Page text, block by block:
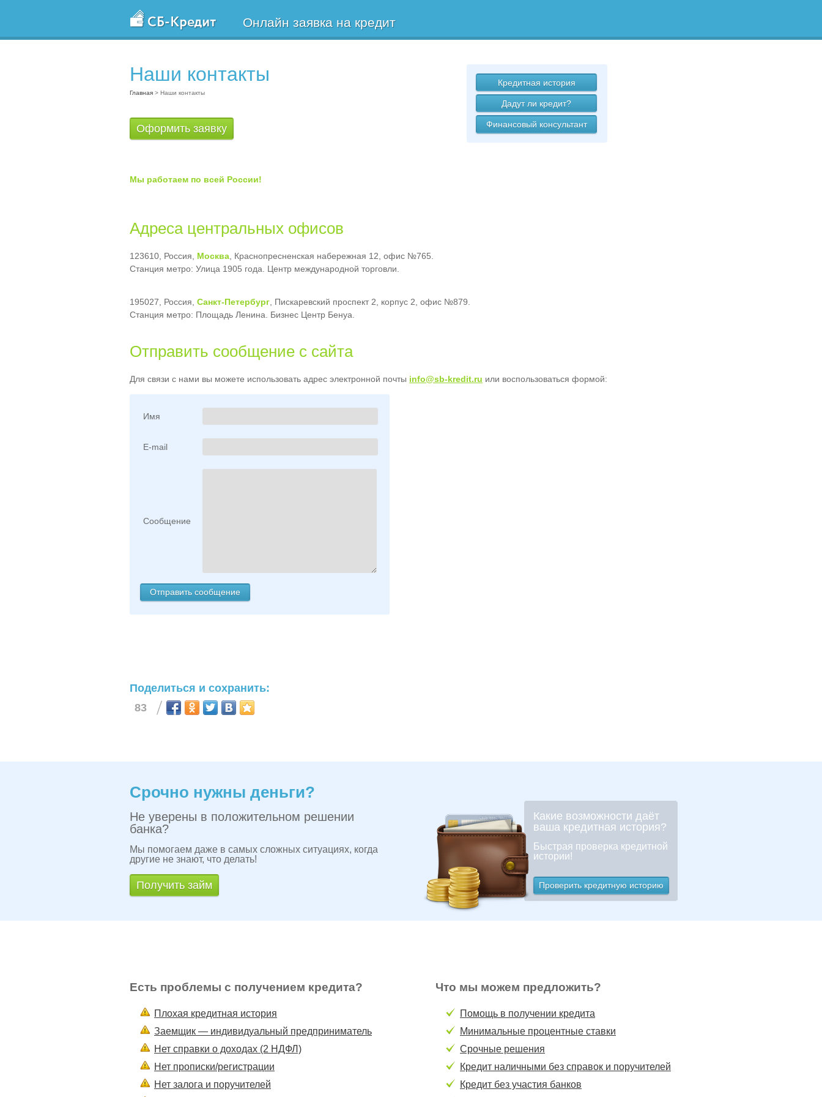
Онлайн заявка на кредит
Кредитная история
Дадут ли кредит?
Финансовый консультант
Наши контакты
Главная > Наши контакты
Оформить заявку
Мы работаем по всей России!
Адреса центральных офисов
123610, Россия, Москва , Краснопресненская набережная 12, офис №765.
Станция метро: Улица 1905 года. Центр международной торговли.
195027, Россия, Санкт-Петербург , Пискаревский проспект 2, корпус 2, офис №879.
Станция метро: Площадь Ленина. Бизнес Центр Бенуа.
Отправить сообщение с сайта
Для связи с нами вы можете использовать адрес электронной почты info@sb-kredit.ru или воспользоваться формой:
Имя
E-mail
Сообщение
Поделиться и сохранить:
83
Срочно нужны деньги?
Не уверены в положительном решении
банка?
Мы помогаем даже в самых сложных ситуациях, когда
другие не знают, что делать!
Получить займ
Какие возможности даёт
ваша кредитная история?
Быстрая проверка кредитной
истории!
Проверить кредитную историю
Есть проблемы с получением кредита?
Плохая кредитная история
Заемщик — индивидуальный предприниматель
Нет справки о доходах (2 НДФЛ)
Нет прописки/регистрации
Нет залога и поручителей
Что мы можем предложить?
Помощь в получении кредита
Минимальные процентные ставки
Срочные решения
Кредит наличными без справок и поручителей
Кредит без участия банков